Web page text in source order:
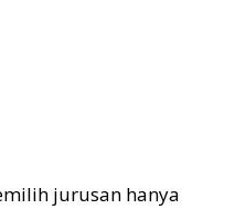
jurusan hanya